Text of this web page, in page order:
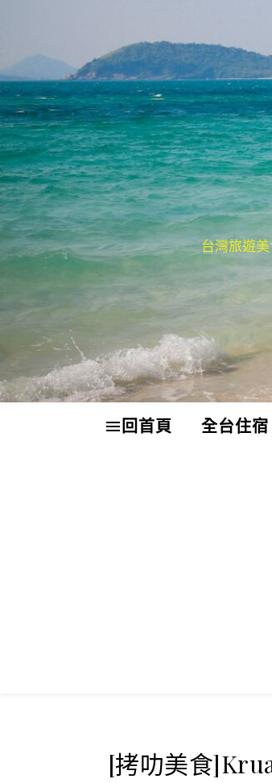
台灣旅遊
回首頁 全台住宿
[拷叻美食